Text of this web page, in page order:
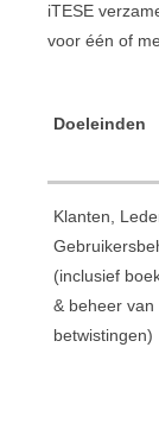
iTESE
voor één of
Doeleinden
Klanten,
(inclusief
& beheer van
betwistingen)